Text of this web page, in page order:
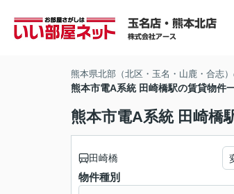
熊本県北部（北区・玉名・山鹿・合志
熊本市電A系統 田崎橋駅の賃貸物件
熊本市電A系統 田崎橋
田崎橋
物件種別